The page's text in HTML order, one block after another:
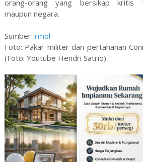
orang-orang yang bersikap kritis
maupun negara.
Sumber: rmol
Foto: Pakar militer dan pertahanan
(Foto: Youtube Hendri Satrio)